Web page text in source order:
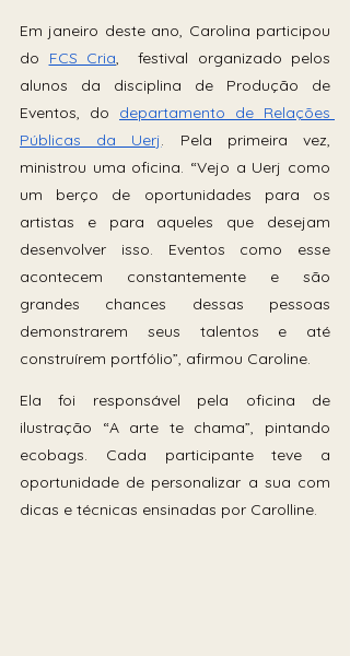
Em janeiro deste ano, Carolina participou
do FCS Cria,  festival organizado pelos
alunos da disciplina de Produção de
Eventos, do departamento de Relações
Públicas da Uerj. Pela primeira vez,
ministrou uma oficina. “Vejo a Uerj como
um berço de oportunidades para os
artistas e para aqueles que desejam
desenvolver isso. Eventos como esse
acontecem constantemente e são
grandes chances dessas pessoas
demonstrarem seus talentos e até
construírem portfólio”, afirmou Caroline.
Ela foi responsável pela oficina de
ilustração “A arte te chama”, pintando
ecobags. Cada participante teve a
oportunidade de personalizar a sua com
dicas e técnicas ensinadas por Carolline.